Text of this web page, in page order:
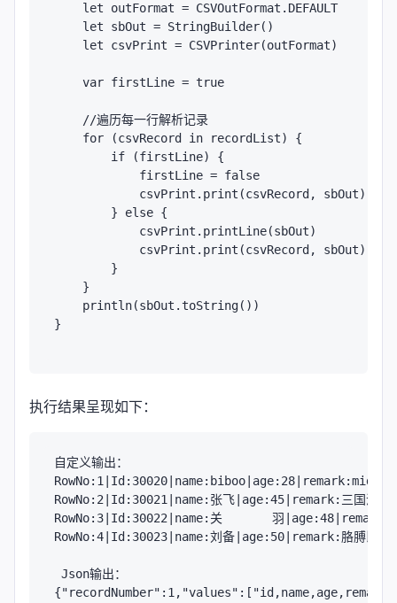
    let outFormat = CSVOutFormat.DEFAULT
    let sbOut = StringBuilder()
    let csvPrint = CSVPrinter(outFormat)
    var firstLine = true
    //遍历每一行解析记录
    for (csvRecord in recordList) {
        if (firstLine) {
            firstLine = false
            csvPrint.print(csvRecord, sbOut)
        } else {
            csvPrint.printLine(sbOut)
            csvPrint.print(csvRecord, sbOut)
        }
    }
    println(sbOut.toString())
}
执行结果呈现如下：
自定义输出：
RowNo:2|Id:30021|name:张飞|age:45|remark:三国演义
RowNo:3|Id:30022|name:关       羽|age:48|remark:著名
RowNo:4|Id:30023|name:刘备|age:50|remark:胳膊比较
Json输出：